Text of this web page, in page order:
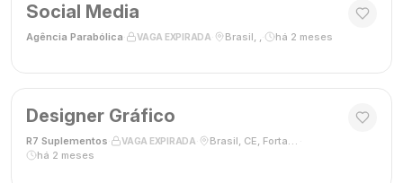
Social Media
Agência Parabólica VAGA EXPIRADA Brasil, , há 2 meses
Designer Gráfico
R7 Suplementos VAGA EXPIRADA Brasil, CE, Fortaleza
há 2 meses